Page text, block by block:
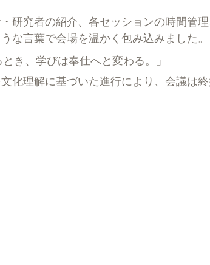
研究者の紹介、各セッションの時間管
な言葉で会場を温かく包み込みました。
き、学びは奉仕へと変わる。」
化理解に基づいた進行により、会議は